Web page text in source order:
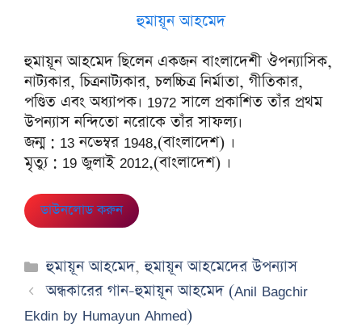
হুমায়ূন আহমেদ
হুমায়ূন আহমেদ ছিলেন একজন বাংলাদেশী ঔপন্যাসিক,
নাট্যকার, চিত্রনাট্যকার, চলচ্চিত্র নির্মাতা, গীতিকার,
পণ্ডিত এবং অধ্যাপক। 1972 সালে প্রকাশিত তাঁর প্রথম
উপন্যাস নন্দিতো নরোকে তাঁর সাফল্য।
জন্ম : 13 নভেম্বর 1948,(বাংলাদেশ) ।
মৃত্যু : 19 জুলাই 2012,(বাংলাদেশ) ।
ডাউনলোড করুন
Categories
হুমায়ূন আহমেদ,হুমায়ূন আহমেদের উপন্যাস
অন্ধকারের গান-হুমায়ূন আহমেদ (Anil Bagchir
Ekdin by Humayun Ahmed)